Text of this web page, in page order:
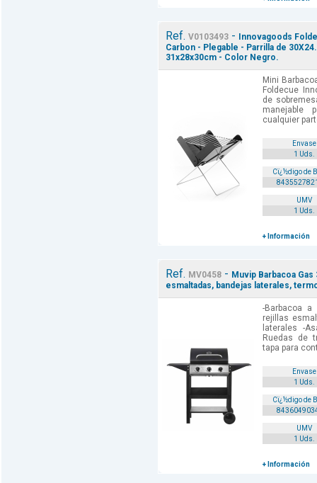
Ref. V0103493-
Innovagoods
Carbon - Plegable - Parrilla de
31x28x30cm - Color Negro.
Mini
Foldecue
de
manejable
cualquier
Envase
1 Uds.
Cï¿½digo de
UMV
1 Uds.
+ Información
Ref. MV0458- Muvip Barbacoa
esmaltadas, bandejas laterales,
-Barbacoa
rejillas
laterales -
Ruedas de
tapa para
Envase
1 Uds.
Cï¿½digo de
UMV
1 Uds.
+ Información